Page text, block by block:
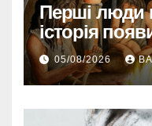
Перші люди
історія
05/08/2026